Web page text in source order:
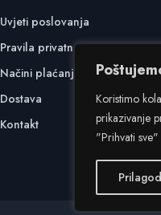
Koristimo
prikazivanje
"Prihvati
Uvjeti poslovanja
Pravila privatnosti
Načini plaćanja
Dostava
Kontakt